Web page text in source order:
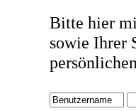
Bitte hier
sowie Ihrer